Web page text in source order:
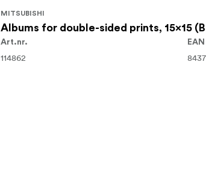
MITSUBISHI
Albums for double-sided prints, 15x15
Art.nr.
114862
EAN